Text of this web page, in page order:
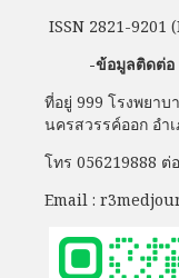
ISSN 2821-9201
-ข้อมูลติดต่อ
ที่อยู่ 999 โรงพยา
นครสวรรค์ออก อำ
โทร 056219888 ต่
Email :